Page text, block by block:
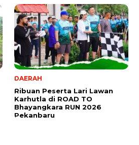
DAERAH
Ribuan Peserta Lari Lawan
Karhutla di ROAD TO
Bhayangkara RUN 2026
Pekanbaru